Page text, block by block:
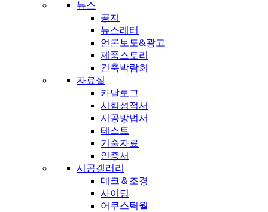
뉴스
공지
뉴스레터
언론보도&광고
제품스토리
건축박람회
자료실
카달로그
시험성적서
시공방법서
테스트
기술자료
인증서
시공갤러리
데크＆조경
사이딩
어쿠스틱월